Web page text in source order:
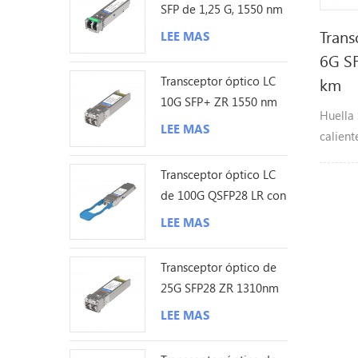
6G
km
Huella
SFP de 1,25 G, 1550 nm
y 200 km
LEE MAS
Transceptor óptico LC
10G SFP+ ZR 1550 nm
120 km
LEE MAS
Transceptor óptico LC
de 100G QSFP28 LR con
sonda Lambda única de
LEE MAS
Transceptor óptico de
25G SFP28 ZR 1310nm
los 80KM LC
LEE MAS